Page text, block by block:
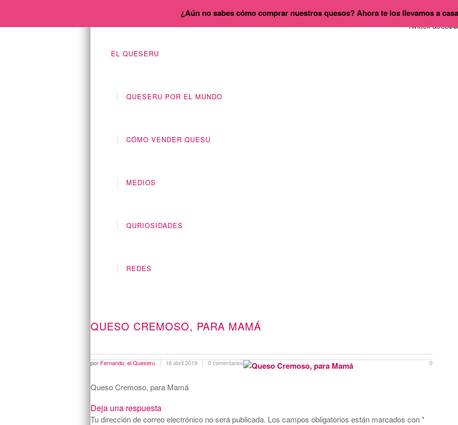
EL QUESERU
QUESERU POR EL MUNDO
CÓMO VENDER QUESU
MEDIOS
QURIOSIDADES
REDES
QUESO CREMOSO, PARA MAMÁ
porFernando, el Queseru 16 abril 2019 0 comentarios 0
Queso Cremoso, para Mamá
Deja una respuesta
Tu dirección de correo electrónico no será publicada. Los campos obligatorios están marcados con*
¿Aún no sabes cómo comprar nuestros quesos? Ahora te los llevamos a casa